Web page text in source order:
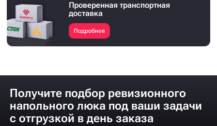
Проверенная транспортная
доставка
Подробнее
Получите подбор ревизионного
напольного люка под ваши задачи
с отгрузкой в день заказа